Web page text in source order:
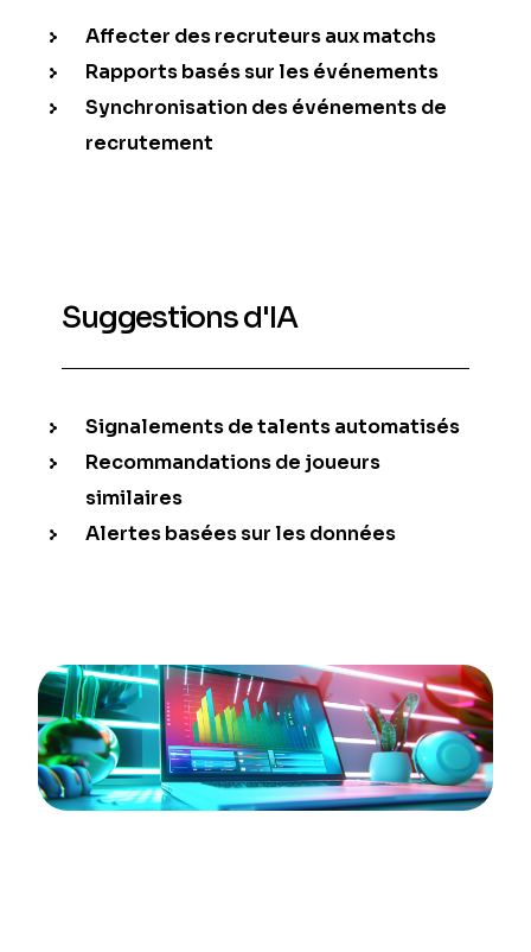
Affecter des recruteurs aux matchs
Rapports basés sur les événements
Synchronisation des événements de
recrutement
Suggestions d'IA
Signalements de talents automatisés
Recommandations de joueurs
similaires
Alertes basées sur les données